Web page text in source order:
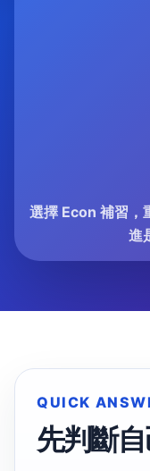
選擇 Econ 補習，
進
QUICK
先判斷